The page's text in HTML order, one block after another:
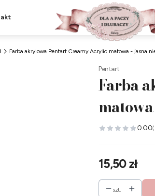
Farba akrylowa Pentart Creamy Acrylic matowa - jasna
Pentart
Farba
0.00
Cena
15,50 zł
szt.